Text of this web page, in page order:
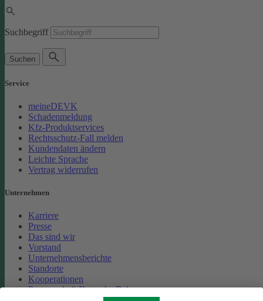
Suchbegriff
Suchen
Service
meineDEVK
Schadenmeldung
Kfz-Produktservices
Rechtsschutz-Fall melden
Kundendaten ändern
Leichte Sprache
Vertrag widerrufen
Unternehmen
Karriere
Presse
Das sind wir
Vorstand
Unternehmensberichte
Standorte
Kooperationen
Partnerschaft Deutsche Bahn